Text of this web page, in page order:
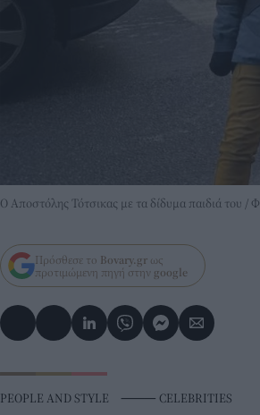
Ο Αποστόλης Τότσικας με τα δίδυμα παιδιά του
Πρόσθεσε το Bovary.gr ως
προτιμώμενη πηγή στην google
PEOPLE AND STYLE ⸻ CELEBRITIES